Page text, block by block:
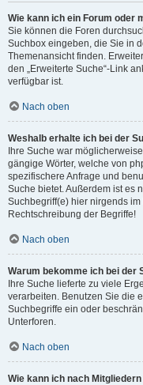
Wie kann ich ein Forum oder
Sie können die Foren
Suchbox eingeben, die Sie in
Themenansicht finden.
den „Erweiterte Suche“-Link
verfügbar ist.
Nach oben
Weshalb erhalte ich bei der
Ihre Suche war
gängige Wörter, welche von
spezifischere Anfrage und
Suche bietet. Außerdem ist es
Suchbegriff(e) hier nirgends
Rechtschreibung der Begriffe!
Nach oben
Warum bekomme ich bei der
Ihre Suche lieferte zu viele
verarbeiten. Benutzen Sie die
Suchbegriffe ein oder
Unterforen.
Nach oben
Wie kann ich nach